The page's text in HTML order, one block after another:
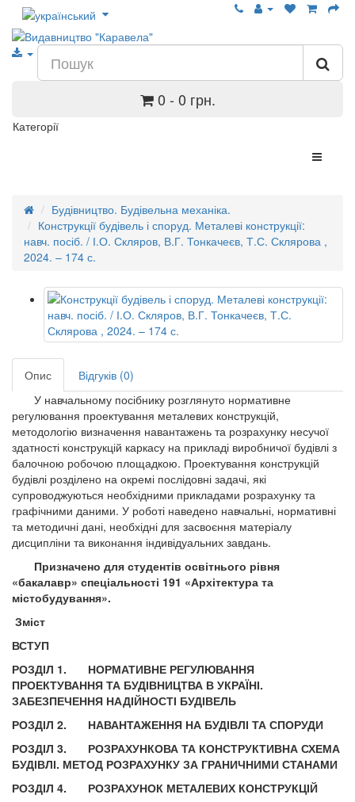
0 - 0 грн.
Категорії
Будівництво. Будівельна механіка.
Конструкції будівель і споруд. Металеві конструкції:
навч. посіб. / І.О. Скляров, В.Г. Тонкачеєв, Т.С. Склярова ,
2024. – 174 с.
Опис
Відгуків (0)
У навчальному посібнику розглянуто нормативне
регулювання проектування металевих конструкцій,
методологію визначення навантажень та розрахунку несучої
здатності конструкцій каркасу на прикладі виробничої будівлі з
балочною робочою площадкою. Проектування конструкцій
будівлі розділено на окремі послідовні задачі, які
супроводжуються необхідними прикладами розрахунку та
графічними даними. У роботі наведено навчальні, нормативні
та методичні дані, необхідні для засвоєння матеріалу
дисципліни та виконання індивідуальних завдань.
Призначено для студентів освітнього рівня
«бакалавр» спеціальності 191 «Архітектура та
містобудування».
Зміст
ВСТУП
РОЗДІЛ 1.
НОРМАТИВНЕ РЕГУЛЮВАННЯ
ПРОЕКТУВАННЯ ТА БУДІВНИЦТВА В УКРАЇНІ.
ЗАБЕЗПЕЧЕННЯ НАДІЙНОСТІ БУДІВЕЛЬ
РОЗДІЛ 2.
НАВАНТАЖЕННЯ НА БУДІВЛІ ТА СПОРУДИ
РОЗДІЛ 3.
РОЗРАХУНКОВА ТА КОНСТРУКТИВНА СХЕМА
БУДІВЛІ. МЕТОД РОЗРАХУНКУ ЗА ГРАНИЧНИМИ СТАНАМИ
РОЗДІЛ 4.
РОЗРАХУНОК МЕТАЛЕВИХ КОНСТРУКЦІЙ